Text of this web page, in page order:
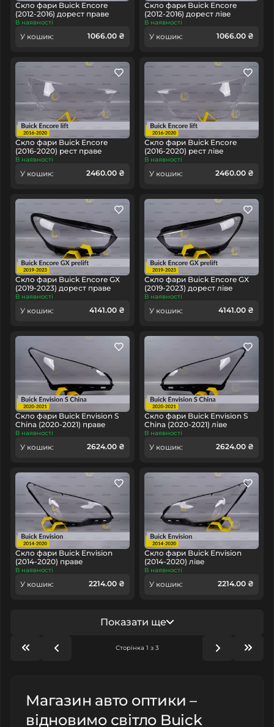
Скло фари Buick Encore
(2012-2016) дорест праве
В наявності
У кошик: 1066.00 ₴
Скло фари Buick Encore
(2012-2016) дорест ліве
В наявності
У кошик: 1066.00 ₴
Скло фари Buick Encore
(2016-2020) рест праве
В наявності
У кошик: 2460.00 ₴
Скло фари Buick Encore
(2016-2020) рест ліве
В наявності
У кошик: 2460.00 ₴
Скло фари Buick Encore GX
(2019-2023) дорест праве
В наявності
У кошик: 4141.00 ₴
Скло фари Buick Encore GX
(2019-2023) дорест ліве
В наявності
У кошик: 4141.00 ₴
Скло фари Buick Envision S
China (2020-2021) праве
В наявності
У кошик: 2624.00 ₴
Скло фари Buick Envision S
China (2020-2021) ліве
В наявності
У кошик: 2624.00 ₴
Скло фари Buick Envision
(2014-2020) праве
В наявності
У кошик: 2214.00 ₴
Скло фари Buick Envision
(2014-2020) ліве
В наявності
У кошик: 2214.00 ₴
Показати ще
Сторінка 1 з 3
Магазин авто оптики –
відновимо світло Buick